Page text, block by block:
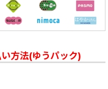
方法(ゆうパック)